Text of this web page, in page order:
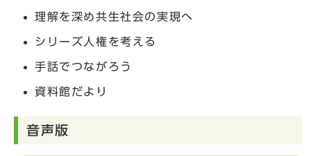
理解を深め共生社会の実現へ
シリーズ人権を考える
手話でつながろう
資料館だより
音声版